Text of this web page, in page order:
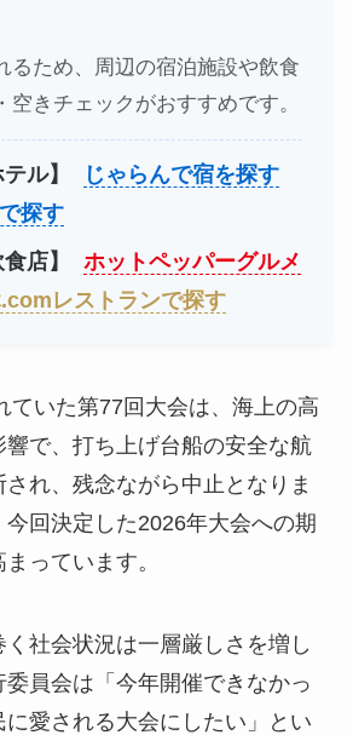
るため、周辺の宿泊施設や飲食
空きチェックがおすすめです。
ル】
じゃらんで宿を探す
探す
店】
ホットペッパーグルメ
レストランで探す
ていた第77回大会は、海上の高
で、打ち上げ台船の安全な航
れ、残念ながら中止となりま
今回決定した2026年大会への期
っています。
社会状況は一層厳しさを増し
員会は「今年開催できなかっ
愛される大会にしたい」とい